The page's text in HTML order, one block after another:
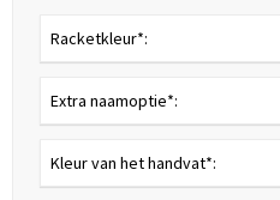
Racketkleur*:
Extra naamoptie*:
Kleur van het handvat*: